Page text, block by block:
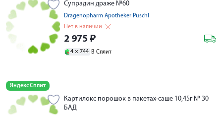
Супрадин драже №60
Dragenopharm Apotheker Puschl
Нет в наличии
2 975 ₽
4 × 744 В Сплит
Яндекс Сплит
Картилокс порошок в пакетах-саше 10,45г № 30
БАД